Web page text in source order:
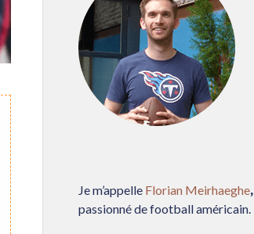
Je m’appelle Florian Meirhaeghe,
passionné de football américain.